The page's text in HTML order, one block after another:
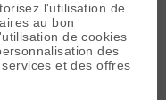
(Alexandre le
!
l'utilisation de
au bon
de cookies
des
et des offres